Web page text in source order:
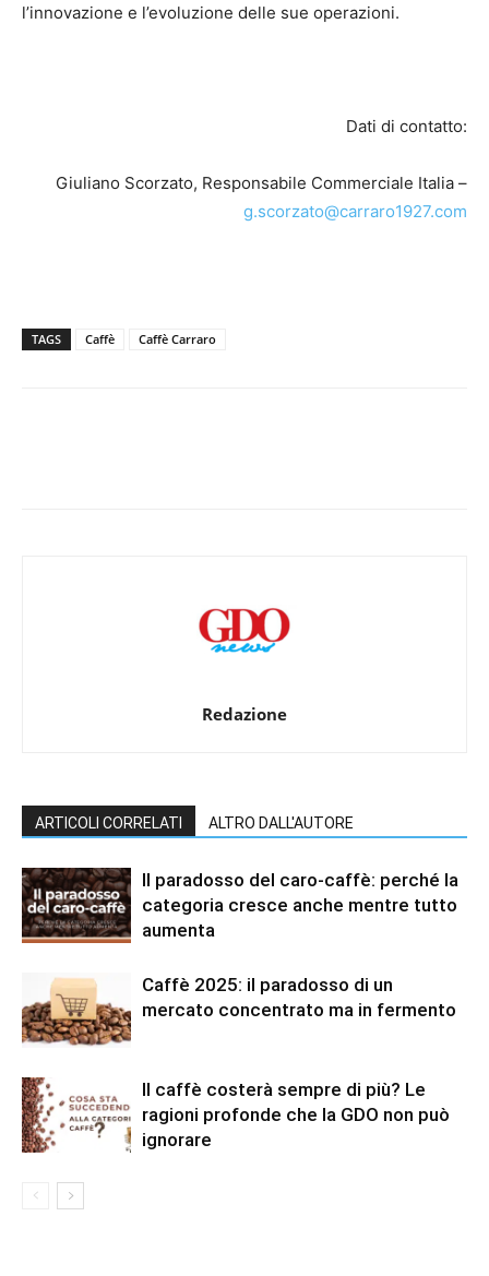
l’innovazione e l’evoluzione delle sue operazioni.
Dati di contatto:
Giuliano Scorzato, Responsabile Commerciale Italia –
g.scorzato@carraro1927.com
TAGS Caffè Caffè Carraro
Redazione
ARTICOLI CORRELATI ALTRO DALL'AUTORE
Il paradosso del caro-caffè: perché la
categoria cresce anche mentre tutto
aumenta
Caffè 2025: il paradosso di un
mercato concentrato ma in fermento
Il caffè costerà sempre di più? Le
ragioni profonde che la GDO non può
ignorare